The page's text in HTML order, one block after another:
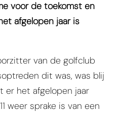
voor de toekomst en
afgelopen jaar is
van de golfclub
dit was, was blij
er het afgelopen jaar
weer sprake is van een